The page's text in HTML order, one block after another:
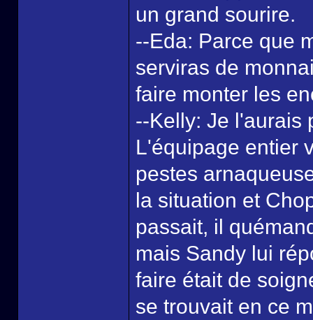
un grand sourire.
--Eda: Parce que
serviras de
faire monter les
--Kelly: Je l'aurais
L'équipage entier
pestes
la situation et
passait, il
mais Sandy lui
faire était de
se trouvait en ce